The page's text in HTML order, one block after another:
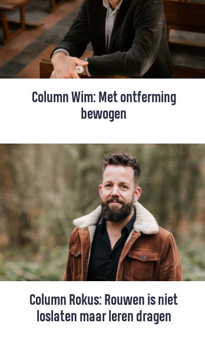
of gênante woorden moet uitspreken?
Column Wim: Met ontferming
bewogen
Er is veel zelfmedelijden, angst, zorg en
gekwetst gevoel om ons en in ons, ziet
Wim Beekman. Het is tijd om ons door
ontferming te laten bewegen.
Column Rokus: Rouwen is niet
loslaten maar leren dragen